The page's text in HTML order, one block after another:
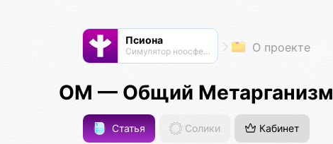
Псиона
Cимулятор ноосферы О проекте
ОМ — Общий Метарганизм
Статья Солики Кабинет